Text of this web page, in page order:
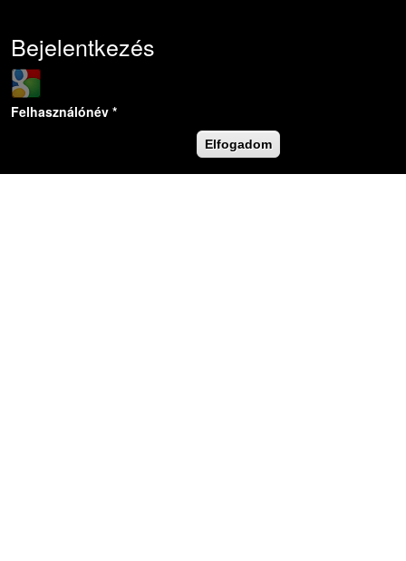
Bejelentkezés
Login with Google
Felhasználónév *
Jelszó*
Elfogadom